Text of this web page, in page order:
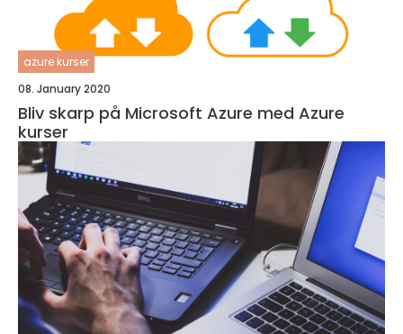
azure kurser
08. January 2020
Bliv skarp på Microsoft Azure med Azure
kurser